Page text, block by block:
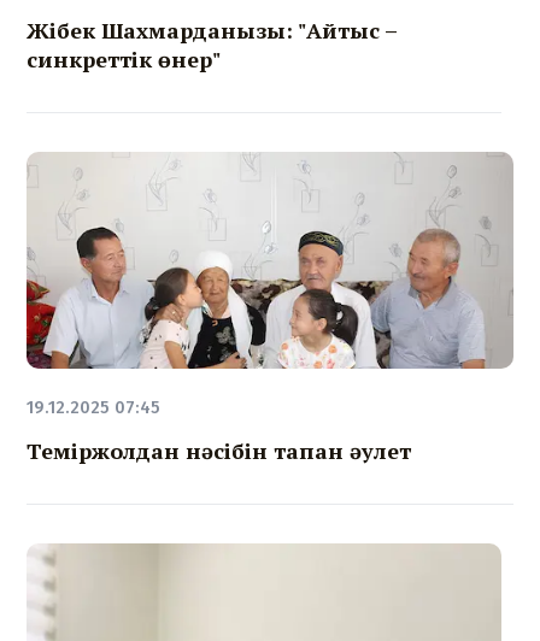
Жібек Шахмарданқызы: "Айтыс –
синкреттік өнер"
19.12.2025 07:45
Теміржолдан нәсібін тапқан әулет